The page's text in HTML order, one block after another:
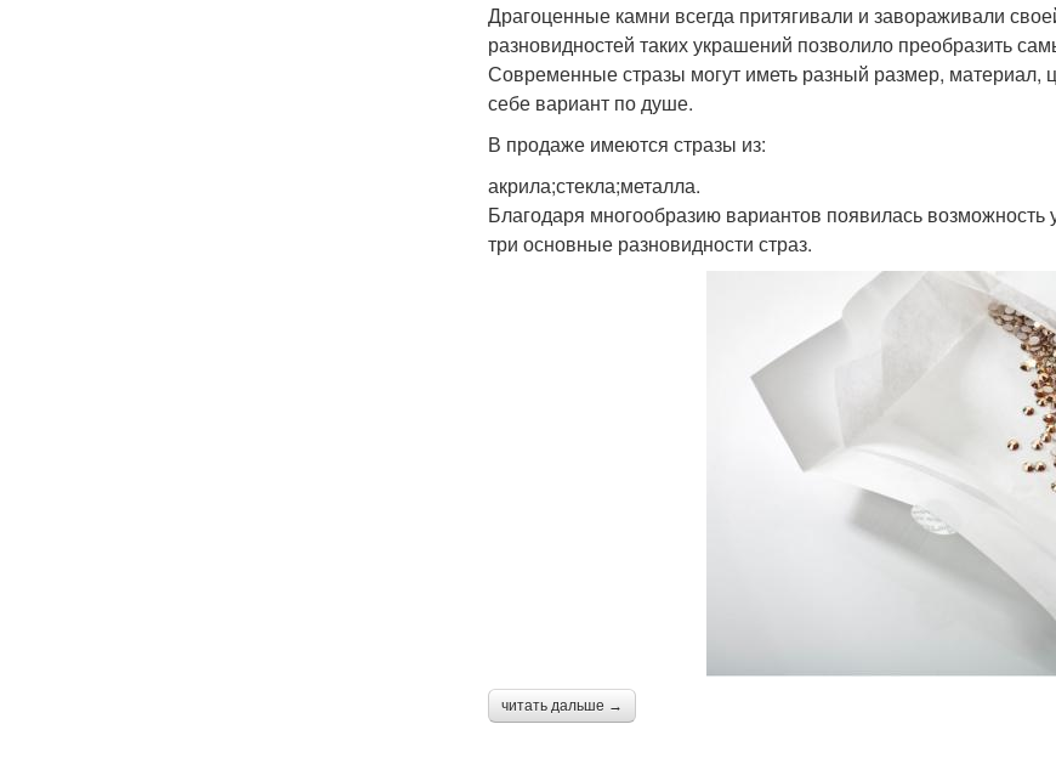
Драгоценные камни всегда притягивали и завораживали
разновидностей таких украшений позволило преобразить
Современные стразы могут иметь разный размер, материал,
себе вариант по душе.
В продаже имеются стразы из:
акрила;стекла;металла.
Благодаря многообразию вариантов появилась
три основные разновидности страз.
читать дальше →